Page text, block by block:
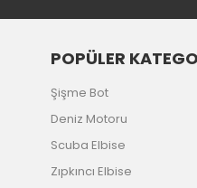
POPÜLER
Şişme Bot
Deniz Motoru
Scuba Elbise
Zıpkıncı Elbise